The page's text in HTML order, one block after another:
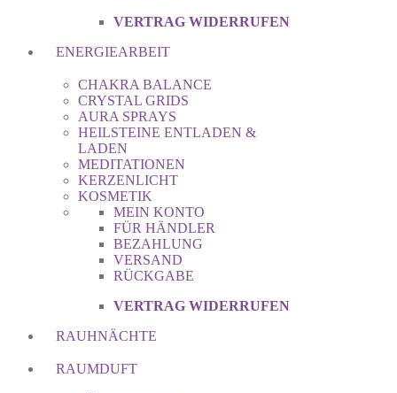
VERTRAG WIDERRUFEN
ENERGIEARBEIT
CHAKRA BALANCE
CRYSTAL GRIDS
AURA SPRAYS
HEILSTEINE ENTLADEN &
LADEN
MEDITATIONEN
KERZENLICHT
KOSMETIK
MEIN KONTO
FÜR HÄNDLER
BEZAHLUNG
VERSAND
RÜCKGABE
VERTRAG WIDERRUFEN
RAUHNÄCHTE
RAUMDUFT